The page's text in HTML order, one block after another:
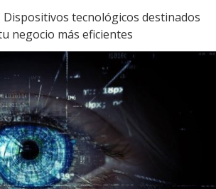
Dispositivos tecnológicos destinados
negocio más eficientes